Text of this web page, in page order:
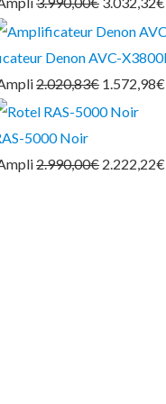
Denon AVC-
2.020,83€ 1.572,98€
5000 Noir
2.990,00€ 2.222,22€